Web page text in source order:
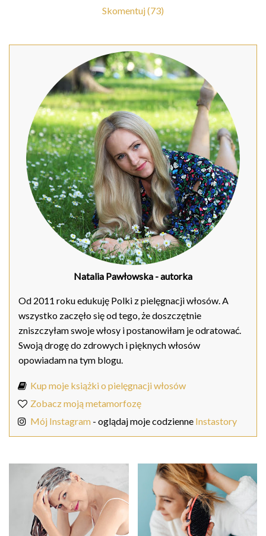
Skomentuj (73)
Natalia Pawłowska - autorka
Od 2011 roku edukuję Polki z pielęgnacji włosów. A
wszystko zaczęło się od tego, że doszczętnie
zniszczyłam swoje włosy i postanowiłam je odratować.
Swoją drogę do zdrowych i pięknych włosów
opowiadam na tym blogu.
Kup moje książki o pielęgnacji włosów
Zobacz moją metamorfozę
Mój Instagram - oglądaj moje codzienne Instastory